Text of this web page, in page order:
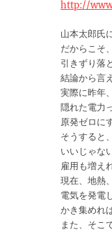
http://
山本太郎氏
だからこそ
引きずり落
結論から言
実際に昨年
隠れた電力
原発ゼロに
そうすると
いいじゃな
雇用も増え
現在、地熱
電気を発電
かき集めれ
また、そこ